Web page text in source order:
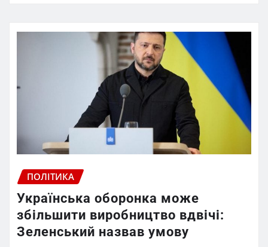
ПОЛІТИКА
Українська оборонка може
збільшити виробництво вдвічі:
Зеленський назвав умову